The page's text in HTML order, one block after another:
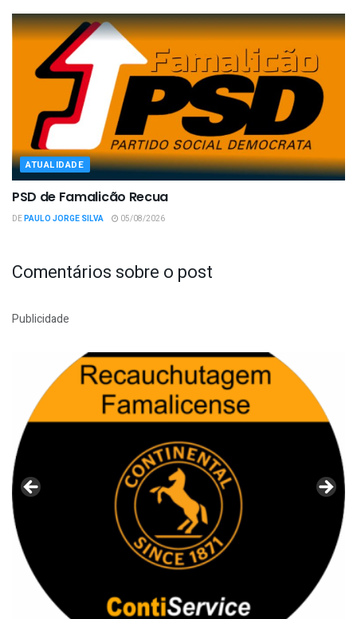
ATUALIDADE
PSD de Famalicão Recua
DEPAULO JORGE SILVA 05/08/2026
Comentários sobre o post
Publicidade